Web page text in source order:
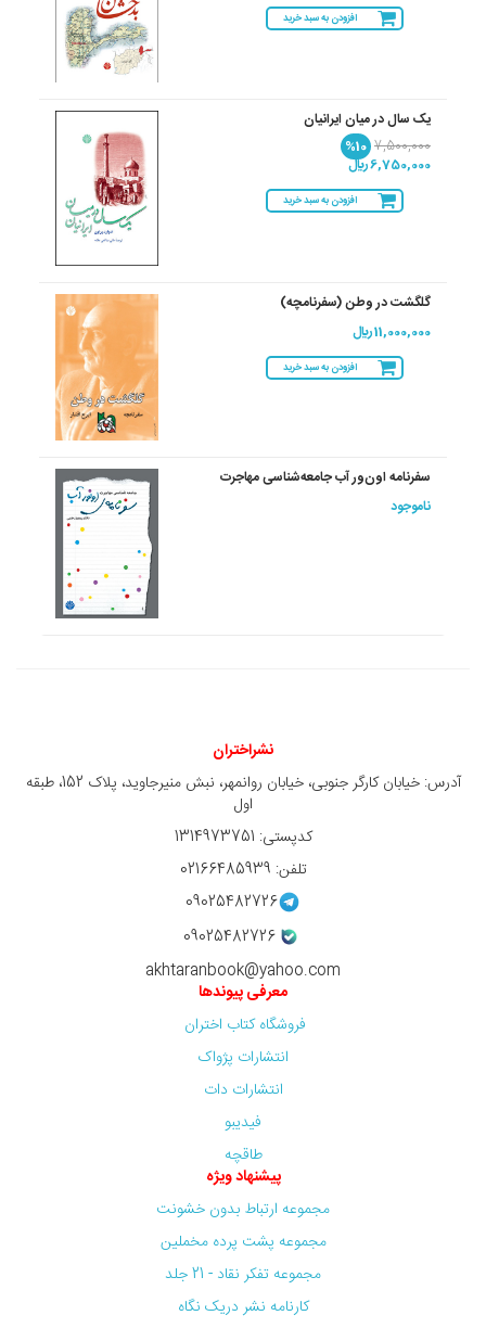
افزودن به سبد خرید
یک سال در میان ایرانیان
7,500,000
%10
6,750,000 ريال
افزودن به سبد خرید
گلگشت در وطن (سفرنامچه)
11,000,000 ريال
افزودن به سبد خرید
سفرنامه اون‌ور آب جامعه‌شناسی مهاجرت
ناموجود
نشراختران
آدرس: خیابان کارگر جنوبی، خیابان روانمهر، نبش منیرجاوید، پلاک 152، طبقه
اول
کدپستی: 1314973751
تلفن: 02166485939
09025482726
09025482726
akhtaranbook@yahoo.com
معرفی پیوندها
فروشگاه کتاب اختران
انتشارات پژواک
انتشارات دات
فیدیبو
طاقچه
پیشنهاد ویژه
مجموعه ارتباط بدون خشونت
مجموعه پشت پرده مخملین
مجموعه تفکر نقاد - 21 جلد
کارنامه نشر دریک نگاه